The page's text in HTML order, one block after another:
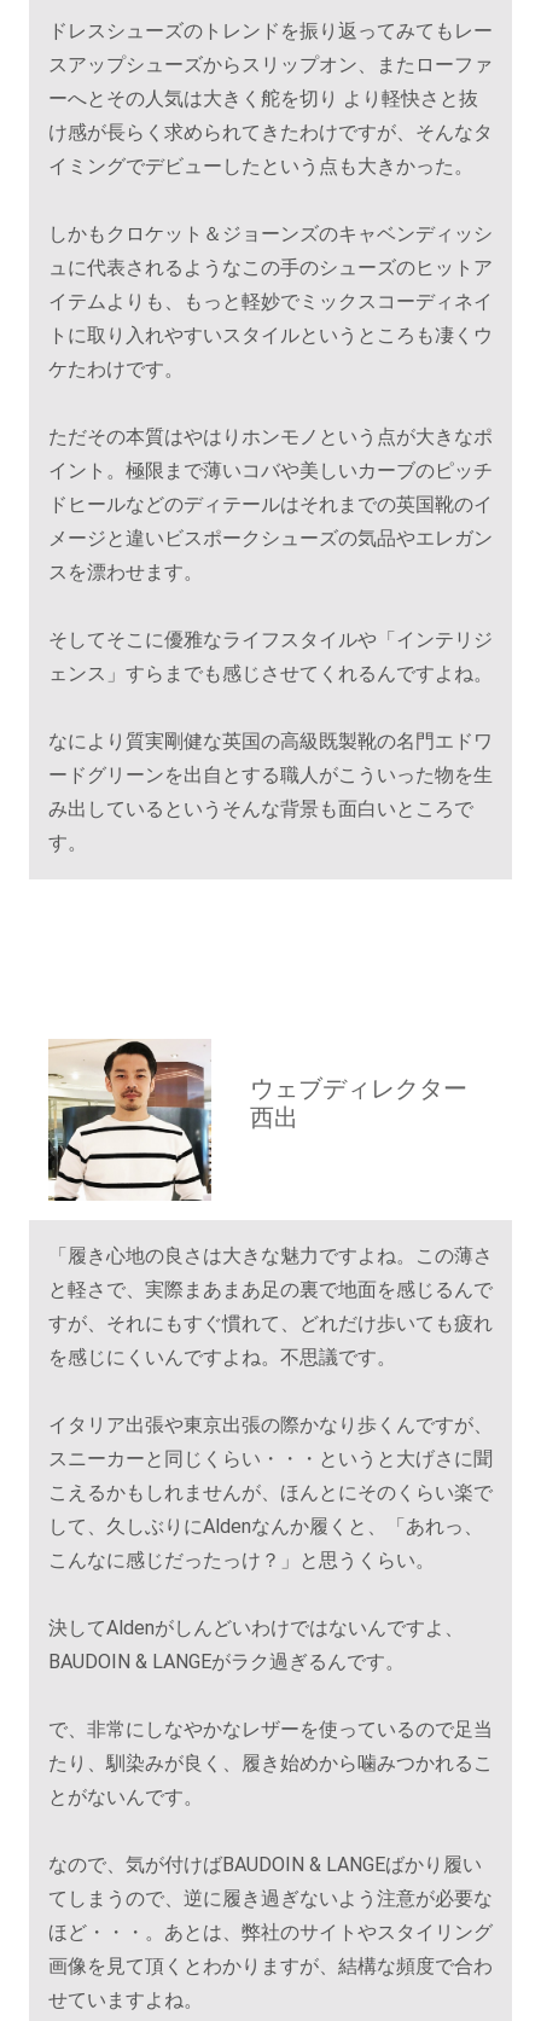
ドレスシューズのトレンドを振り返ってみてもレー
スアップシューズからスリップオン、またローファ
ーへとその人気は大きく舵を切り より軽快さと抜
け感が長らく求められてきたわけですが、そんなタ
イミングでデビューしたという点も大きかった。
しかもクロケット＆ジョーンズのキャベンディッシ
ュに代表されるようなこの手のシューズのヒットア
イテムよりも、もっと軽妙でミックスコーディネイ
トに取り入れやすいスタイルというところも凄くウ
ケたわけです。
ただその本質はやはりホンモノという点が大きなポ
イント。極限まで薄いコバや美しいカーブのピッチ
ドヒールなどのディテールはそれまでの英国靴のイ
メージと違いビスポークシューズの気品やエレガン
スを漂わせます。
そしてそこに優雅なライフスタイルや「インテリジ
ェンス」すらまでも感じさせてくれるんですよね。
なにより質実剛健な英国の高級既製靴の名門エドワ
ードグリーンを出自とする職人がこういった物を生
み出しているというそんな背景も面白いところで
す。
ウェブディレクター
西出
「履き心地の良さは大きな魅力ですよね。この薄さ
と軽さで、実際まあまあ足の裏で地面を感じるんで
すが、それにもすぐ慣れて、どれだけ歩いても疲れ
を感じにくいんですよね。不思議です。
イタリア出張や東京出張の際かなり歩くんですが、
スニーカーと同じくらい・・・というと大げさに聞
こえるかもしれませんが、ほんとにそのくらい楽で
して、久しぶりにAldenなんか履くと、「あれっ、
こんなに感じだったっけ？」と思うくらい。
決してAldenがしんどいわけではないんですよ、
BAUDOIN & LANGEがラク過ぎるんです。
で、非常にしなやかなレザーを使っているので足当
たり、馴染みが良く、履き始めから噛みつかれるこ
とがないんです。
なので、気が付けばBAUDOIN & LANGEばかり履い
てしまうので、逆に履き過ぎないよう注意が必要な
ほど・・・。あとは、弊社のサイトやスタイリング
画像を見て頂くとわかりますが、結構な頻度で合わ
せていますよね。